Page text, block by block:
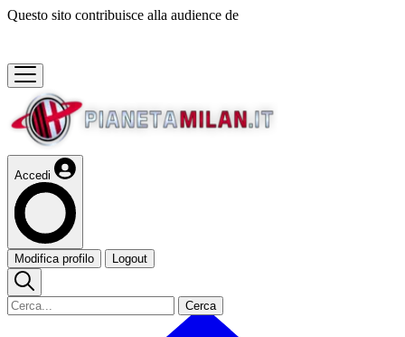
Questo sito contribuisce alla audience de
Accedi
Modifica profilo Logout
Cerca